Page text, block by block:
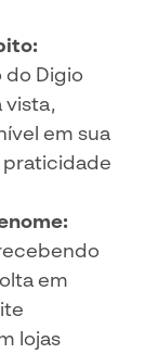
do Digio
vista,
em sua
praticidade
em
lojas